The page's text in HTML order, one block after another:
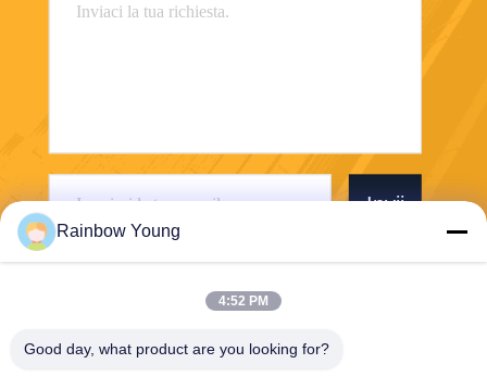
Invii
Rainbow Young
4:52 PM
Good day, what product are you looking for?